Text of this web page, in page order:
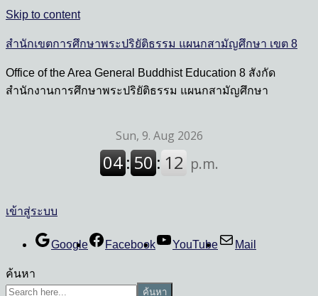
Skip to content
สำนักเขตการศึกษาพระปริยัติธรรม แผนกสามัญศึกษา เขต 8
Office of the Area General Buddhist Education 8 สังกัด
สำนักงานการศึกษาพระปริยัติธรรม แผนกสามัญศึกษา
เข้าสู่ระบบ
Google Facebook YouTube Mail
ค้นหา
ค้นหา